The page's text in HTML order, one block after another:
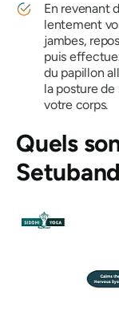
En revenant
lentement
jambes,
puis
du papillon
la posture
votre corps.
Quels